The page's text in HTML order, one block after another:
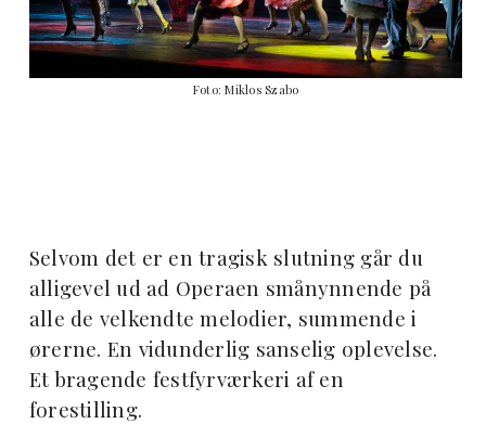
Foto: Miklos Szabo
Selvom det er en tragisk slutning går du
alligevel ud ad Operaen smånynnende på
alle de velkendte melodier, summende i
ørerne. En vidunderlig sanselig oplevelse.
Et bragende festfyrværkeri af en
forestilling.